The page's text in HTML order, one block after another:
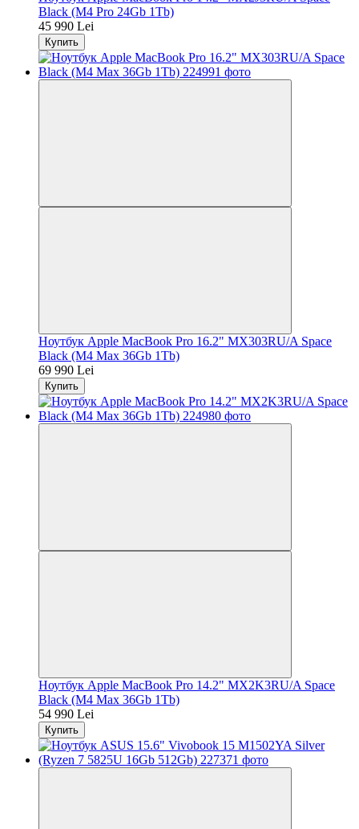
Black (M4 Pro 24Gb 1Tb)
45 990 Lei
Купить
Ноутбук Apple MacBook Pro 16.2" MX303RU/A Space
Black (M4 Max 36Gb 1Tb)
69 990 Lei
Купить
Ноутбук Apple MacBook Pro 14.2" MX2K3RU/A Space
Black (M4 Max 36Gb 1Tb)
54 990 Lei
Купить